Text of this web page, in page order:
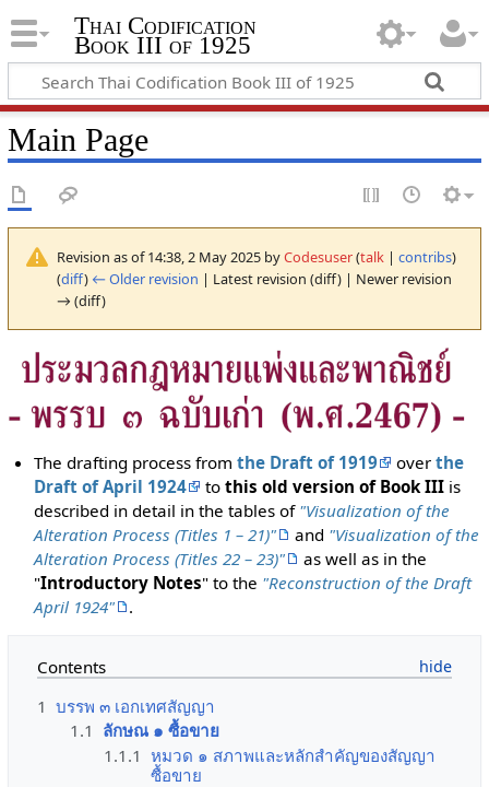
Thai Codification
Book III of 1925
Main Page
Revision as of 14:38, 2 May 2025 byCodesuser(talk| contribs)
(diff) ← Older revision | Latest revision (diff) | Newer revision
→ (diff)
The drafting process fromthe Draft of 1919 overthe
Draft of April 1924
tothis old version of Book III is
described in detail in the tables of "Visualization of the
Alteration Process (Titles 1 – 21)"
and "Visualization of the
Alteration Process (Titles 22 – 23)"
as well as in the
"Introductory Notes" to the "Reconstruction of the Draft
April 1924"
.
Contents
1 บรรพ ๓ เอกเทศสัญญา
1.1 ลักษณ ๑ ซื้อขาย
1.1.1 หมวด ๑ สภาพและหลักสำคัญของสัญญา
ซื้อขาย